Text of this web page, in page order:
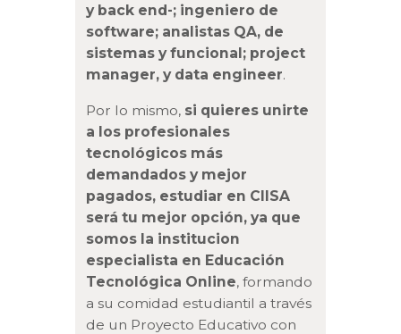
y back end-; ingeniero de
software; analistas QA, de
sistemas y funcional; project
manager, y data engineer.
Por lo mismo, si quieres unirte
a los profesionales
tecnológicos más
demandados y mejor
pagados, estudiar en CIISA
será tu mejor opción, ya que
somos la institucion
especialista en Educación
Tecnológica Online, formando
a su comidad estudiantil a través
de un Proyecto Educativo con